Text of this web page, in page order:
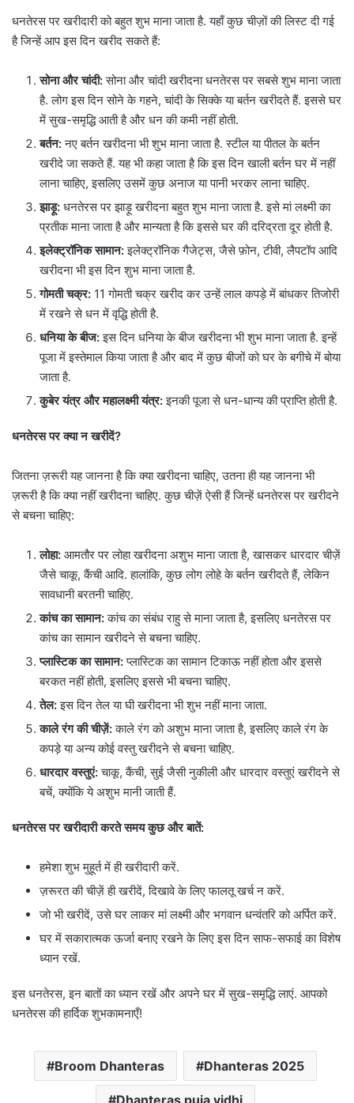
धनतेरस पर खरीदारी को बहुत शुभ माना जाता है. यहाँ कुछ चीज़ों की लिस्ट दी गई
है जिन्हें आप इस दिन खरीद सकते हैं:
सोना और चांदी:सोना और चांदी खरीदना धनतेरस पर सबसे शुभ माना जाता
है. लोग इस दिन सोने के गहने, चांदी के सिक्के या बर्तन खरीदते हैं. इससे घर
में सुख-समृद्धि आती है और धन की कमी नहीं होती.
बर्तन:नए बर्तन खरीदना भी शुभ माना जाता है. स्टील या पीतल के बर्तन
खरीदे जा सकते हैं. यह भी कहा जाता है कि इस दिन खाली बर्तन घर में नहीं
लाना चाहिए, इसलिए उसमें कुछ अनाज या पानी भरकर लाना चाहिए.
झाड़ू: धनतेरस पर झाड़ू खरीदना बहुत शुभ माना जाता है. इसे मां लक्ष्मी का
प्रतीक माना जाता है और मान्यता है कि इससे घर की दरिद्रता दूर होती है.
इलेक्ट्रॉनिक सामान:इलेक्ट्रॉनिक गैजेट्स, जैसे फ़ोन, टीवी, लैपटॉप आदि
खरीदना भी इस दिन शुभ माना जाता है.
गोमती चक्र: 11 गोमती चक्र खरीद कर उन्हें लाल कपड़े में बांधकर तिजोरी
में रखने से धन में वृद्धि होती है.
धनिया के बीज:इस दिन धनिया के बीज खरीदना भी शुभ माना जाता है. इन्हें
पूजा में इस्तेमाल किया जाता है और बाद में कुछ बीजों को घर के बगीचे में बोया
जाता है.
कुबेर यंत्र और महालक्ष्मी यंत्र:इनकी पूजा से धन-धान्य की प्राप्ति होती है.
धनतेरस पर क्या न खरीदें?
जितना ज़रूरी यह जानना है कि क्या खरीदना चाहिए, उतना ही यह जानना भी
ज़रूरी है कि क्या नहीं खरीदना चाहिए. कुछ चीज़ें ऐसी हैं जिन्हें धनतेरस पर खरीदने
से बचना चाहिए:
लोहा: आमतौर पर लोहा खरीदना अशुभ माना जाता है, खासकर धारदार चीज़ें
जैसे चाकू, कैंची आदि. हालांकि, कुछ लोग लोहे के बर्तन खरीदते हैं, लेकिन
सावधानी बरतनी चाहिए.
कांच का सामान:कांच का संबंध राहु से माना जाता है, इसलिए धनतेरस पर
कांच का सामान खरीदने से बचना चाहिए.
प्लास्टिक का सामान:प्लास्टिक का सामान टिकाऊ नहीं होता और इससे
बरकत नहीं होती, इसलिए इससे भी बचना चाहिए.
तेल:इस दिन तेल या घी खरीदना भी शुभ नहीं माना जाता.
काले रंग की चीज़ें:काले रंग को अशुभ माना जाता है, इसलिए काले रंग के
कपड़े या अन्य कोई वस्तु खरीदने से बचना चाहिए.
धारदार वस्तुएं:चाकू, कैंची, सुई जैसी नुकीली और धारदार वस्तुएं खरीदने से
बचें, क्योंकि ये अशुभ मानी जाती हैं.
धनतेरस पर खरीदारी करते समय कुछ और बातें:
हमेशा शुभ मुहूर्त में ही खरीदारी करें.
ज़रूरत की चीज़ें ही खरीदें, दिखावे के लिए फालतू खर्च न करें.
जो भी खरीदें, उसे घर लाकर मां लक्ष्मी और भगवान धन्वंतरि को अर्पित करें.
घर में सकारात्मक ऊर्जा बनाए रखने के लिए इस दिन साफ-सफाई का विशेष
ध्यान रखें.
इस धनतेरस, इन बातों का ध्यान रखें और अपने घर में सुख-समृद्धि लाएं. आपको
धनतेरस की हार्दिक शुभकामनाएँ!
Broom Dhanteras Dhanteras 2025